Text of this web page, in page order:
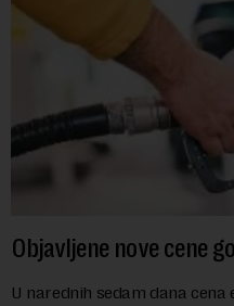
Objavljene nove cene
U narednih sedam dana